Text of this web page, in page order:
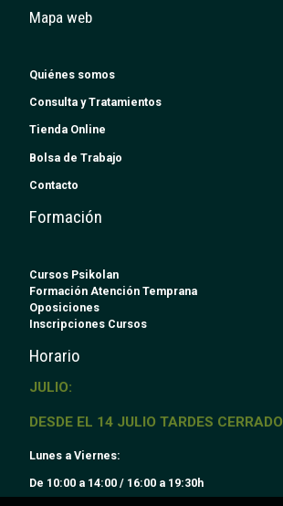
Mapa web
Quiénes somos
Consulta y Tratamientos
Tienda Online
Bolsa de Trabajo
Contacto
Formación
Cursos Psikolan
Formación Atención Temprana
Oposiciones
Inscripciones Cursos
Horario
JULIO:
DESDE EL 14 JULIO TARDES CERRADO
Lunes a Viernes:
De 10:00 a 14:00 / 16:00 a 19:30h